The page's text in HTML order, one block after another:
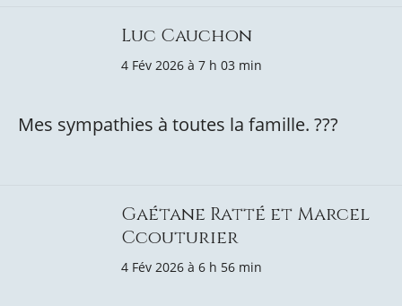
Luc Cauchon
4 Fév 2026 à 7 h 03 min
Mes sympathies à toutes la famille. ???
Gaétane Ratté et Marcel
Ccouturier
4 Fév 2026 à 6 h 56 min